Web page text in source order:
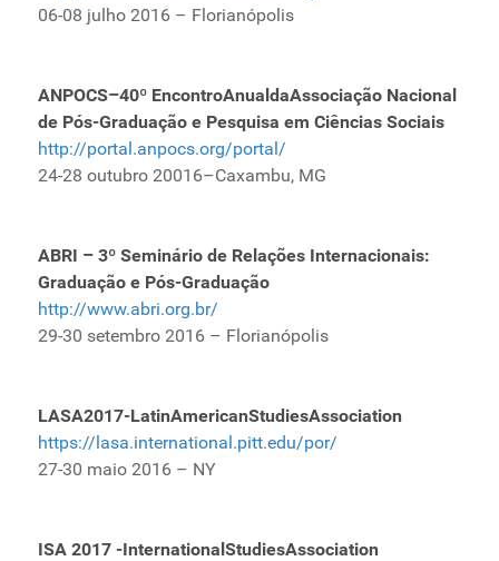
06-08 julho 2016 – Florianópolis
ANPOCS–40º EncontroAnualdaAssociação Nacional
de Pós-Graduação e Pesquisa em Ciências Sociais
http://portal.anpocs.org/portal/
24-28 outubro 20016–Caxambu, MG
ABRI – 3º Seminário de Relações Internacionais:
Graduação e Pós-Graduação
http://www.abri.org.br/
29-30 setembro 2016 – Florianópolis
LASA2017-LatinAmericanStudiesAssociation
https://lasa.international.pitt.edu/por/
27-30 maio 2016 – NY
ISA 2017 -InternationalStudiesAssociation